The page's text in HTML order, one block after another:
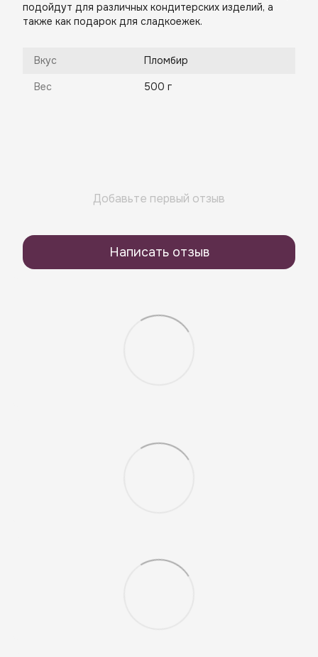
подойдут для различных кондитерских изделий, а
также как подарок для сладкоежек.
Вкус Пломбир
Вес 500 г
Добавьте первый отзыв
Написать отзыв